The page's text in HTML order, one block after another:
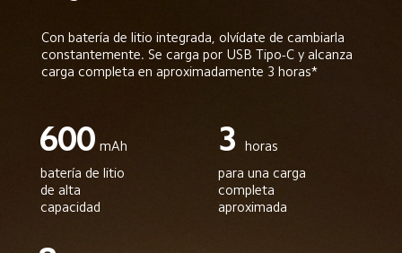
Con batería de litio integrada, olvídate de cambiarla
constantemente. Se carga por USB Tipo-C y alcanza
carga completa en aproximadamente 3 horas*
600 mAh
batería de litio
de alta
capacidad
3
horas
para una carga
completa
aproximada